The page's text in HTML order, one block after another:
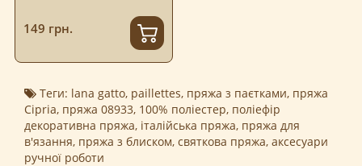
149 грн.
Теги: lana gatto, paillettes, пряжа з паєтками, пряжа
Cipria, пряжа 08933, 100% поліестер, поліефір
декоративна пряжа, італійська пряжа, пряжа для
в'язання, пряжа з блиском, святкова пряжа, аксесуари
ручної роботи